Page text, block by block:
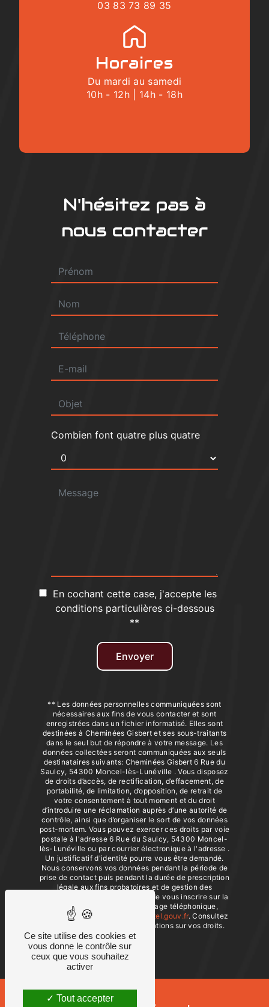
N'hésitez pas à
nous contacter
Combien font quatre plus quatre
En cochant cette case, j'accepte les
conditions particulières ci-dessous
**
Envoyer
** Les données personnelles communiquées sont
nécessaires aux fins de vous contacter et sont
enregistrées dans un fichier informatisé. Elles sont
destinées à Cheminées Gisbert et ses sous-traitants
dans le seul but de répondre à votre message. Les
données collectées seront communiquées aux seuls
destinataires suivants: Cheminées Gisbert 6 Rue du
Saulcy, 54300 Moncel-lès-Lunéville . Vous disposez
de droits d’accès, de rectification, d’effacement, de
portabilité, de limitation, d’opposition, de retrait de
votre consentement à tout moment et du droit
d’introduire une réclamation auprès d’une autorité de
contrôle, ainsi que d’organiser le sort de vos données
post-mortem. Vous pouvez exercer ces droits par voie
postale à l'adresse 6 Rue du Saulcy, 54300 Moncel-
lès-Lunéville ou par courrier électronique à l'adresse .
Un justificatif d'identité pourra vous être demandé.
Nous conservons vos données pendant la période de
prise de contact puis pendant la durée de prescription
légale aux fins probatoires et de gestion des
contentieux. Vous avez le droit de vous inscrire sur la
liste d'opposition au démarchage téléphonique,
disponible à cette adresse:
Bloctel.gouv.fr. Consultez
le site cnil.fr pour plus d’informations sur vos droits.
03 83 73 89 35
Horaires
Du mardi au samedi
10h - 12h | 14h - 18h
Ce site utilise des cookies et
vous donne le contrôle sur
ceux que vous souhaitez
activer
Tout accepter